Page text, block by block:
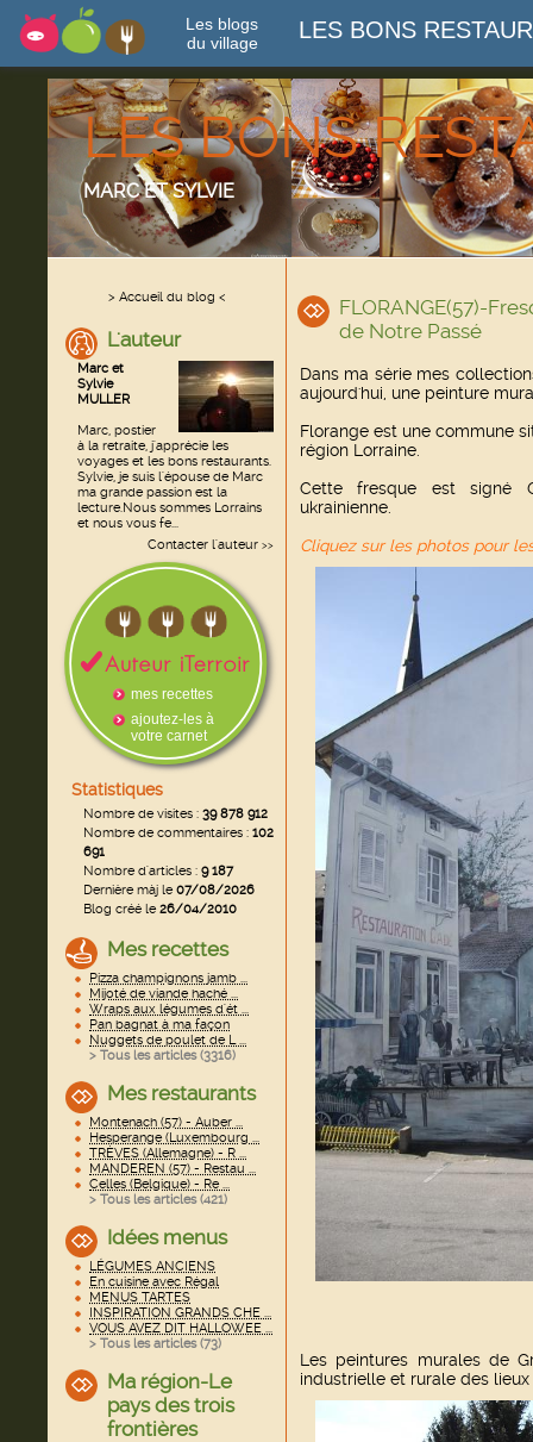
Les blogs
du village
LES BONS
LES BONS
MARC ET SYLVIE
> Accueil du blog <
L'auteur
Marc et
Sylvie
MULLER
Marc, postier
à la retraite, j'apprécie les
voyages et les bons restaurants.
Sylvie, je suis l'épouse de Marc
ma grande passion est la
lecture.Nous sommes Lorrains
et nous vous fe...
Contacter l'auteur >>
mes recettes
ajoutez-les à
votre carnet
Statistiques
Nombre de visites : 39 878 912
Nombre de commentaires : 102
691
Nombre d'articles : 9 187
Dernière màj le07/08/2026
Blog créé le26/04/2010
Mes recettes
Pizza champignons jamb ...
Mijoté de viande haché ...
Wraps aux légumes d'ét ...
Pan bagnat à ma façon
Nuggets de poulet de L ...
> Tous les articles (3316)
Mes restaurants
Montenach (57) - Auber ...
Hesperange (Luxembourg ...
TRÈVES (Allemagne) - R ...
MANDEREN (57) - Restau ...
Celles (Belgique) - Re ...
> Tous les articles (421)
Idées menus
LÉGUMES ANCIENS
En cuisine avec Régal
MENUS TARTES
INSPIRATION GRANDS CHE ...
VOUS AVEZ DIT HALLOWEE ...
> Tous les articles (73)
Ma région-Le
pays des trois
frontières
FLORANGE(57)-
de Notre Passé
Dans ma série mes
aujourd'hui, une peinture
Florange est une commune
région Lorraine.
Cette fresque est signé
ukrainienne.
Cliquez sur les photos pour
Les peintures murales de
industrielle et rurale des